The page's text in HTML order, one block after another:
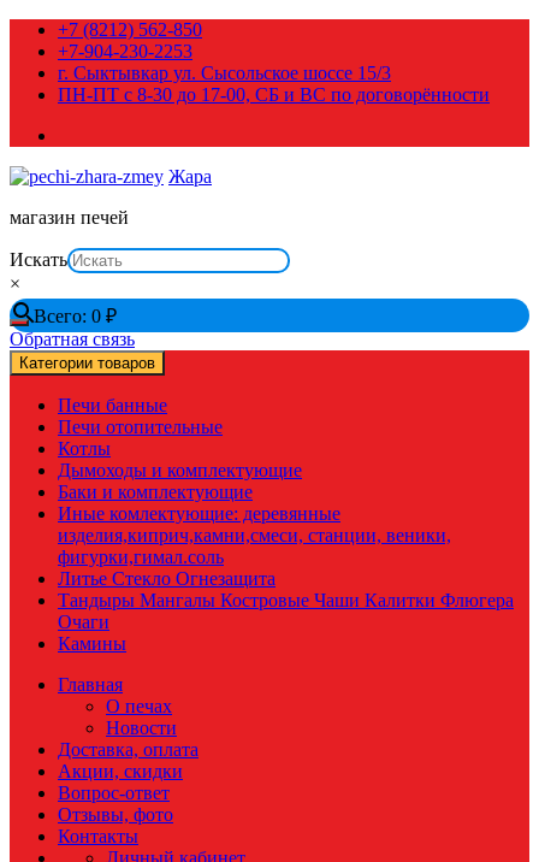
Перейти
содержимому
+7 (8212) 562-850
+7-904-230-2253
г. Сыктывкар ул. Сысольское шоссе 15/3
ПН-ПТ с 8-30 до 17-00, СБ и ВС по договорённости
Жара
магазин печей
Искать
×
Всего: 0 ₽
Обратная связь
Категории товаров
Печи банные
Печи отопительные
Котлы
Дымоходы и комплектующие
Баки и комплектующие
Иные комлектующие: деревянные
изделия,киприч,камни,смеси, станции, веники,
фигурки,гимал.соль
Литье Стекло Огнезащита
Тандыры Мангалы Костровые Чаши Калитки Флюгера
Очаги
Камины
Главная
О печах
Новости
Доставка, оплата
Акции, скидки
Вопрос-ответ
Отзывы, фото
Контакты
Личный кабинет